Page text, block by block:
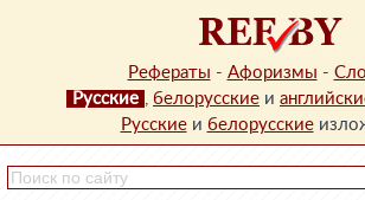
Рефераты - Афоризмы -
Русские , белорусские и
Русскиеи белорусские